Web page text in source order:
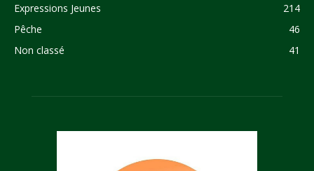
Expressions Jeunes
214
Pêche
46
Non classé
41